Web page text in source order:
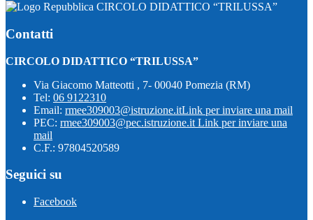
CIRCOLO DIDATTICO “TRILUSSA”
Contatti
CIRCOLO DIDATTICO “TRILUSSA”
Via Giacomo Matteotti , 7- 00040 Pomezia (RM)
Tel: 06 9122310
Email: rmee309003@istruzione.itLink per inviare una mail
PEC: rmee309003@pec.istruzione.it Link per inviare una
mail
C.F.: 97804520589
Seguici su
Facebook